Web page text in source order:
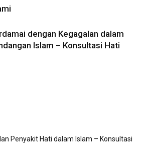
dengan Kegagalan dalam
Islam – Konsultasi Hati
Penyakit Hati dalam Islam – Konsultasi